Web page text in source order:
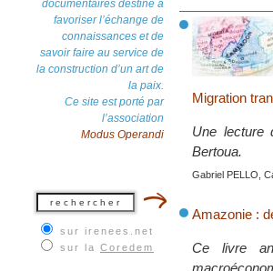
documentaires destiné à
favoriser l’échange de
connaissances et de
savoir faire au service de
la construction d’un art de
la paix.
Ce site est porté par
l’association
Modus Operandi
sur irenees.net
sur la Coredem
Migration
Une lecture
Bertoua.
Gabriel PELLO,
Amazonie :
Ce livre